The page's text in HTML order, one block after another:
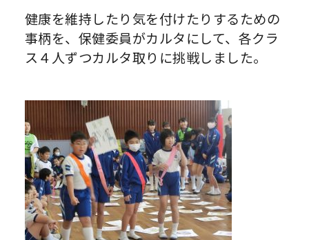
健康を維持したり気を付けたりするための
事柄を、保健委員がカルタにして、各クラ
ス４人ずつカルタ取りに挑戦しました。